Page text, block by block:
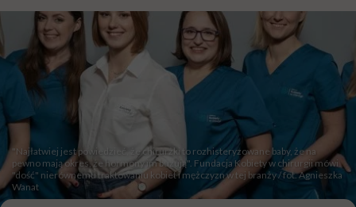
"Najłatwiej jest powiedzieć, że chirurżki to rozhisteryzowane baby, że na
pewno mają okres, że hormony im buzują". Fundacja Kobiety w chirurgii mówi
"dość" nierównemu traktowaniu kobiet i mężczyzn w tej branży / fot. Agnieszka
Wanat